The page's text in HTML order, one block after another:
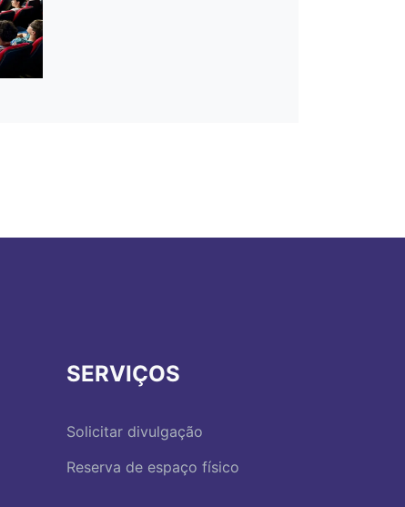
SERVIÇOS
Solicitar divulgação
Reserva de espaço físico